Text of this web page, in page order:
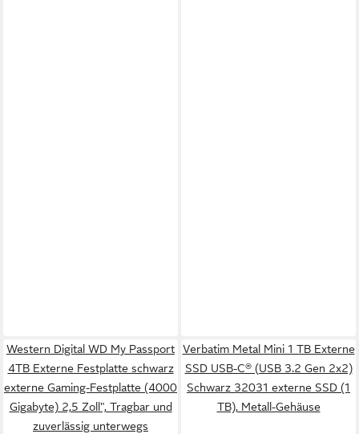
Western Digital WD My Passport
4TB Externe Festplatte schwarz
externe Gaming-Festplatte (4000
Gigabyte) 2,5 Zoll", Tragbar und
zuverlässig unterwegs
Verbatim Metal Mini 1 TB Externe
SSD USB-C® (USB 3.2 Gen 2x2)
Schwarz 32031 externe SSD (1
TB), Metall-Gehäuse